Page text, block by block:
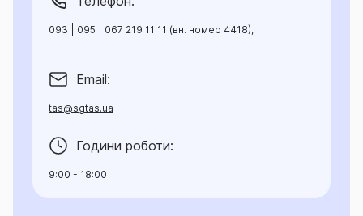
093 | 095 | 067 219 11 11 (вн. номер 4418),
Email:
tas@sgtas.ua
Години роботи:
9:00 - 18:00